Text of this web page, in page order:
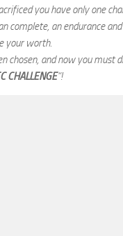
you have only one
complete, an endurance
your worth.
chosen, and now you must
CHALLENGE“!